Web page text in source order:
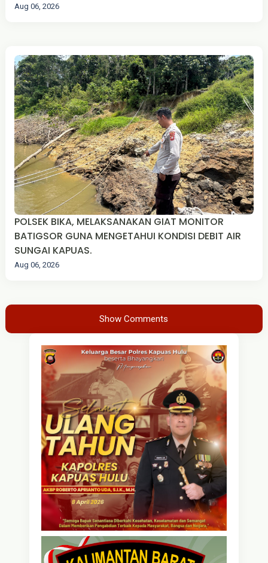
Aug 06, 2026
POLSEK BIKA, MELAKSANAKAN GIAT MONITOR
BATIGSOR GUNA MENGETAHUI KONDISI DEBIT AIR
SUNGAI KAPUAS.
Aug 06, 2026
Show Comments